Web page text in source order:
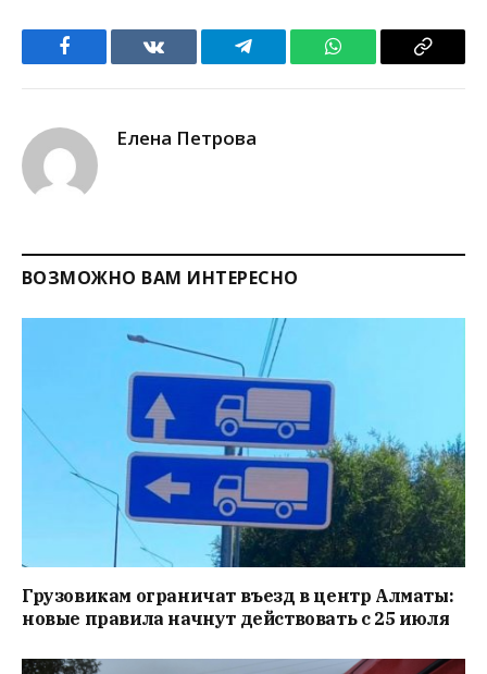
Facebook VKontakteTelegram WhatsApp Copy
Елена Петрова
ВОЗМОЖНО ВАМ ИНТЕРЕСНО
Грузовикам ограничат въезд в центр Алматы:
новые правила начнут действовать с 25 июля